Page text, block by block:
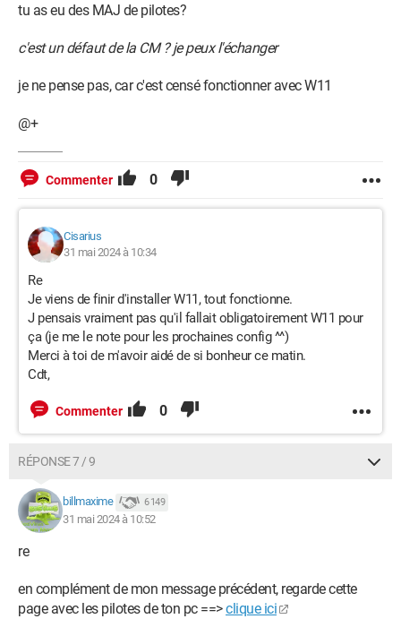
tu as eu des MAJ de pilotes?
c'est un défaut de la CM ? je peux l'échanger
je ne pense pas, car c'est censé fonctionner avec W11
@+
Commenter 0
Cisarius
31 mai 2024 à 10:34
Re
Je viens de finir d'installer W11, tout fonctionne.
J pensais vraiment pas qu'il fallait obligatoirement W11 pour
ça (je me le note pour les prochaines config ^^)
Merci à toi de m'avoir aidé de si bonheur ce matin.
Cdt,
Commenter 0
RÉPONSE 7 / 9
billmaxime 6 149
31 mai 2024 à 10:52
re
en complément de mon message précédent, regarde cette
page avec les pilotes de ton pc ==>clique ici